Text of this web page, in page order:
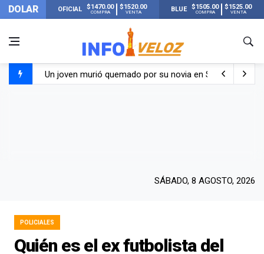
DOLAR OFICIAL $1470.00
COMPRA
$1520.00
VENTA BLUE $1505.00
COMPRA
$1525.00
VENTA
Un joven murió quemado por su novia en San Luis:
SÁBADO, 8 AGOSTO, 2026
POLICIALES
Quién es el ex futbolista del